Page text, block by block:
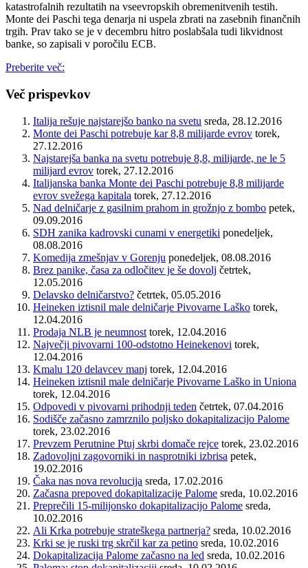
katastrofalnih rezultatih na vseevropskih obremenitvenih testih.
Monte dei Paschi tega denarja ni uspela zbrati na zasebnih finančnih
trgih. Prav tako se je v decembru hitro poslabšala tudi likvidnost
banke, so zapisali v poročilu ECB.
Preberite več:
Več prispevkov
Italija rešuje najstarejšo banko na svetu sreda, 28.12.2016
Monte dei Paschi potrebuje kar 8,8 milijarde evrov torek,
27.12.2016
Najstarejša banka na svetu potrebuje 8,8, milijarde, ne le 5
milijard evrov torek, 27.12.2016
Italijanska banka Monte dei Paschi potrebuje 8,8 milijarde
evrov svežega kapitala torek, 27.12.2016
Nad delničarje z gasilnim prahom in grožnjo z bombo petek,
09.09.2016
SDH zanika kadrovski cunami v energetiki ponedeljek,
08.08.2016
Komedija zmešnjav v Gorenju ponedeljek, 08.08.2016
Brez panike, časa za odločitev je še dovolj četrtek,
12.05.2016
Delavsko delničarstvo? četrtek, 05.05.2016
Heineken iztisnil male delničarje Pivovarne Laško torek,
12.04.2016
Prodaja NLB je neumnost torek, 12.04.2016
Največji pivovarni 100-odstotno Heinekenovi torek,
12.04.2016
Kmalu 120 delavcev manj torek, 12.04.2016
Heineken iztisnil male delničarje Pivovarne Laško in Uniona
torek, 12.04.2016
Odpovedi v pivovarni prihodnji teden četrtek, 07.04.2016
Sodišče začasno zamrznilo poljsko dokapitalizacijo Palome
torek, 23.02.2016
Prevzem Perutnine Ptuj skrbi domače rejce torek, 23.02.2016
Zadovoljni zagovorniki in nasprotniki izbrisa petek,
19.02.2016
Čaka nas nova revolucija sreda, 17.02.2016
Začasna prepoved dokapitalizacije Palome sreda, 10.02.2016
Preprečili 15-milijonsko dokapitalizacijo Palome sreda,
10.02.2016
Ali Krka potrebuje strateškega partnerja? sreda, 10.02.2016
Krki se je ruski trg skrčil kar za petino sreda, 10.02.2016
Dokapitalizacija Palome začasno na led sreda, 10.02.2016